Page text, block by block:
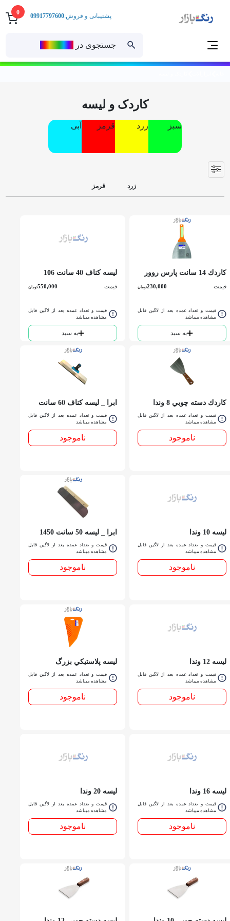
0
جستجوی در
پشتیبانی و فروش:09917797600
کاردک و لیسه
ِسبز زرد قرمز آبی
كاردك 14 سانت پارس روور
قیمت 230,000تومان
قیمت و تعداد عمده بعد از لاگین قابل
مشاهده میباشد
به سبد
ليسه كناف 40 سانت 106
SEFRA TOOL
قیمت 550,000تومان
قیمت و تعداد عمده بعد از لاگین قابل
مشاهده میباشد
به سبد
كاردك دسته چوبي 8 وندا
قیمت و تعداد عمده بعد از لاگین قابل
مشاهده میباشد
ناموجود
ابرا _ ليسه كناف 60 سانت
1560قیمت و تعداد عمده بعد از لاگین قابل
مشاهده میباشد
ناموجود
ليسه 10 وندا
قیمت و تعداد عمده بعد از لاگین قابل
مشاهده میباشد
ناموجود
ابرا _ ليسه 50 سانت 1450
قیمت و تعداد عمده بعد از لاگین قابل
مشاهده میباشد
ناموجود
ليسه 12 وندا
قیمت و تعداد عمده بعد از لاگین قابل
مشاهده میباشد
ناموجود
ليسه پلاستيكي بزرگ
مخصوص كاغذ ديواري
قیمت و تعداد عمده بعد از لاگین قابل
مشاهده میباشد
ناموجود
ليسه 16 وندا
قیمت و تعداد عمده بعد از لاگین قابل
مشاهده میباشد
ناموجود
ليسه 20 وندا
قیمت و تعداد عمده بعد از لاگین قابل
مشاهده میباشد
ناموجود